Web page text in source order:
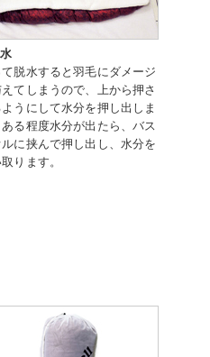
脱水すると羽毛にダメージ
てしまうので、上から押さ
ようにして水分を押し出しま
る程度水分が出たら、バス
に挟んで押し出し、水分を
ります。